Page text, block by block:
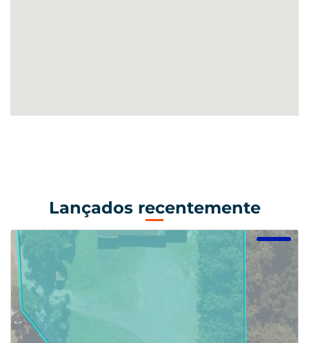
Lançados recentemente